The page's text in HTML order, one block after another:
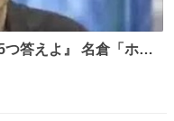
名倉「ホン